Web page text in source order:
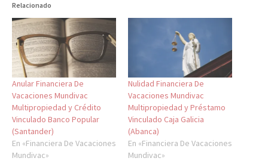
Relacionado
Anular Financiera De
Vacaciones Mundivac
Multipropiedad y Crédito
Vinculado Banco Popular
(Santander)
En «Financiera De Vacaciones
Mundivac»
Nulidad Financiera De
Vacaciones Mundivac
Multipropiedad y Préstamo
Vinculado Caja Galicia
(Abanca)
En «Financiera De Vacaciones
Mundivac»